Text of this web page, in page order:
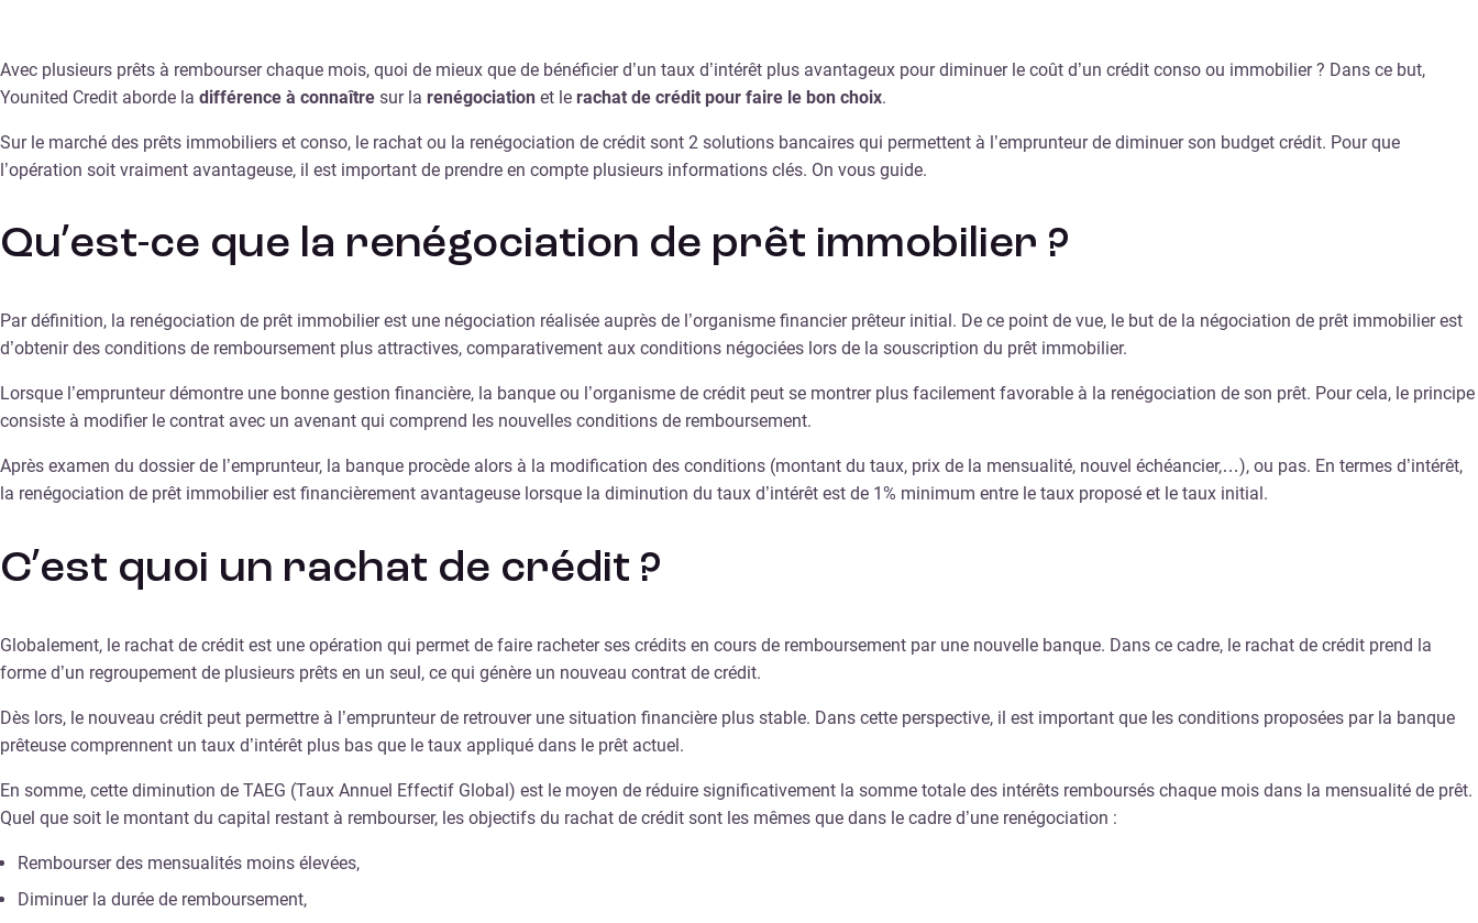
Avec plusieurs prêts à rembourser chaque mois, quoi de mieux que de bénéficier d’un taux d’intérêt plus avantageux pour diminuer le coût d’un crédit conso ou immobilier ? Dans ce but,
Younited Credit aborde la différence à connaître sur la renégociation et le rachat de crédit pour faire le bon choix.
Sur le marché des prêts immobiliers et conso, le rachat ou la renégociation de crédit sont 2 solutions bancaires qui permettent à l’emprunteur de diminuer son budget crédit. Pour que
l’opération soit vraiment avantageuse, il est important de prendre en compte plusieurs informations clés. On vous guide.
Qu’est-ce que la renégociation de prêt immobilier ?
Par définition, la renégociation de prêt immobilier est une négociation réalisée auprès de l’organisme financier prêteur initial. De ce point de vue, le but de la négociation de prêt immobilier est
d’obtenir des conditions de remboursement plus attractives, comparativement aux conditions négociées lors de la souscription du prêt immobilier.
Lorsque l’emprunteur démontre une bonne gestion financière, la banque ou l’organisme de crédit peut se montrer plus facilement favorable à la renégociation de son prêt. Pour cela, le principe
consiste à modifier le contrat avec un avenant qui comprend les nouvelles conditions de remboursement.
Après examen du dossier de l’emprunteur, la banque procède alors à la modification des conditions (montant du taux, prix de la mensualité, nouvel échéancier,…), ou pas. En termes d’intérêt,
la renégociation de prêt immobilier est financièrement avantageuse lorsque la diminution du taux d’intérêt est de 1% minimum entre le taux proposé et le taux initial.
C’est quoi un rachat de crédit ?
Globalement, le rachat de crédit est une opération qui permet de faire racheter ses crédits en cours de remboursement par une nouvelle banque. Dans ce cadre, le rachat de crédit prend la
forme d’un regroupement de plusieurs prêts en un seul, ce qui génère un nouveau contrat de crédit.
Dès lors, le nouveau crédit peut permettre à l’emprunteur de retrouver une situation financière plus stable. Dans cette perspective, il est important que les conditions proposées par la banque
prêteuse comprennent un taux d’intérêt plus bas que le taux appliqué dans le prêt actuel.
En somme, cette diminution de TAEG (Taux Annuel Effectif Global) est le moyen de réduire significativement la somme totale des intérêts remboursés chaque mois dans la mensualité de prêt.
Quel que soit le montant du capital restant à rembourser, les objectifs du rachat de crédit sont les mêmes que dans le cadre d’une renégociation :
Rembourser des mensualités moins élevées,
Diminuer la durée de remboursement,